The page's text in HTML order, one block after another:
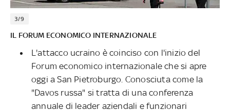
3/9
IL FORUM ECONOMICO INTERNAZIONALE
L'attacco ucraino è coinciso con l'inizio del
Forum economico internazionale che si apre
oggi a San Pietroburgo. Conosciuta come la
"Davos russa" si tratta di una conferenza
annuale di leader aziendali e funzionari